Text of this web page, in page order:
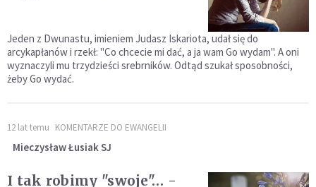
Jeden z Dwunastu, imieniem Judasz Iskariota, udał się do
arcykapłanów i rzekł: "Co chcecie mi dać, a ja wam Go wydam". A oni
wyznaczyli mu trzydzieści srebrników. Odtąd szukał sposobności,
żeby Go wydać.
12 lat temu KOMENTARZE DO EWANGELII
Mieczysław Łusiak SJ
I tak robimy "swoje"… -